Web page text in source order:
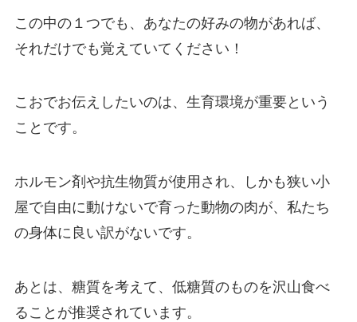
この中の１つでも、あなたの好みの物があれば、
それだけでも覚えていてください！
こおでお伝えしたいのは、 生育環境が重要という
ことです。
ホルモン剤や抗生物質が使用され、しかも狭い小
屋で自由に動けないで育った動物の肉が、私たち
の身体に良い訳がないです。
あとは、糖質を考えて、低糖質のものを沢山食べ
ることが推奨されています。